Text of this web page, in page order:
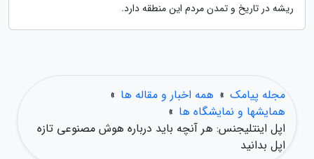
ریشه در تاریخ و تمدن مردم این منطقه دارد.
مجله پیامک » همه اخبار و مقاله ها »
همایشها و نمایشگاه ها »
اپل اینتلیجنس: هر آنچه باید درباره هوش مصنوعی تازه
اپل بدانید